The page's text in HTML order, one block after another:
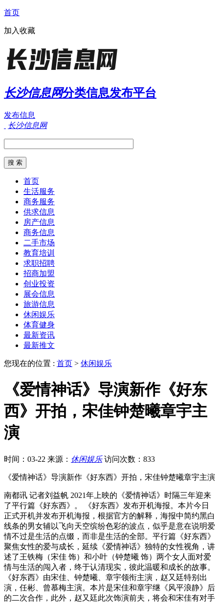
首页
加入收藏
长沙信息网分类信息发布平台
发布信息
长沙信息网
首页
生活服务
商务服务
供求信息
房产信息
商务信息
二手市场
教育培训
求职招聘
招商加盟
创业投资
展会信息
旅游信息
休闲娱乐
体育健身
最新资讯
最新推文
您现在的位置 : 首页 > 休闲娱乐
《爱情神话》导演新作《好东
西》开拍，宋佳钟楚曦章宇主
演
时间：03-22 来源： 休闲娱乐 访问次数：833
《爱情神话》导演新作《好东西》开拍，宋佳钟楚曦章宇主演
南都讯 记者刘益帆 2021年上映的《爱情神话》时隔三年迎来
了平行篇《好东西》。 《好东西》发布开机海报。本片今日
正式开机并发布开机海报，根据官方的解释，海报中简约黑白
线条的男女辅以飞向天空缤纷色彩的波点，似乎是意在说明爱
情不过是生活的点缀，而非是生活的全部。平行篇《好东西》
聚焦女性的爱与成长，延续《爱情神话》独特的女性视角，讲
述了王铁梅（宋佳 饰）和小叶（钟楚曦 饰）两个女人面对爱
情与生活的闯入者，终于认清现实，彼此温暖和成长的故事。
《好东西》由宋佳、钟楚曦、章宇领衔主演，赵又廷特别出
演，任彬、曾慕梅主演。本片是宋佳和章宇继《风平浪静》后
的二次合作，此外，赵又廷此次饰演前夫，将会和宋佳有对手